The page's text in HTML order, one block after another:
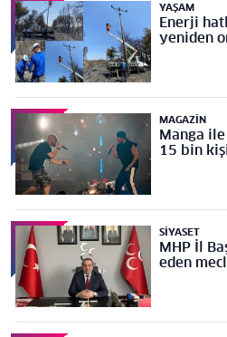
YAŞAM
Enerji
yeniden
MAGAZIN
Manga
15 bin
SIYASET
MHP İl
eden